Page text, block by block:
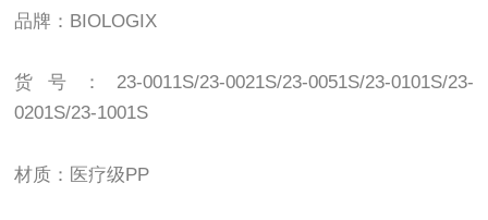
品牌：BIOLOGIX
货号：23-0011S/23-0021S/23-0051S/23-0101S/23-
0201S/23-1001S
材质：医疗级PP